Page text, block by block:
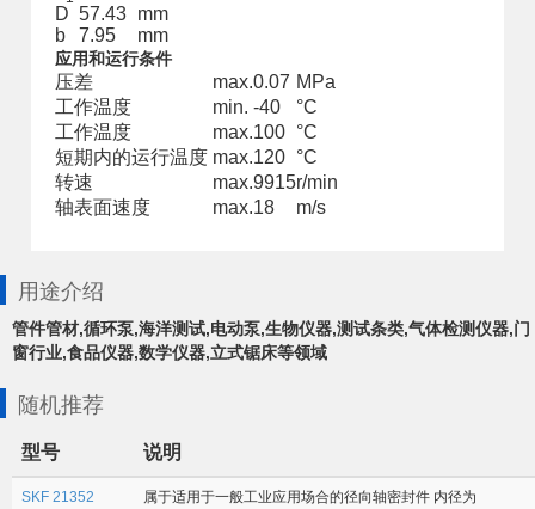
D 57.43 mm
b
7.95 mm
应用和运行条件
压差 max.0.07 MPa
工作温度
min. -40
°C
工作温度
max.100 °C
短期内的运行温度 max.120 °C
转速
max.9915r/min
轴表面速度
max.18 m/s
用途介绍
管件管材,循环泵,海洋测试,电动泵,生物仪器,测试条类,气体检测仪器,门
窗行业,食品仪器,数学仪器,立式锯床等领域
随机推荐
型号 说明
SKF 21352
属于适用于一般工业应用场合的径向轴密封件 内径为